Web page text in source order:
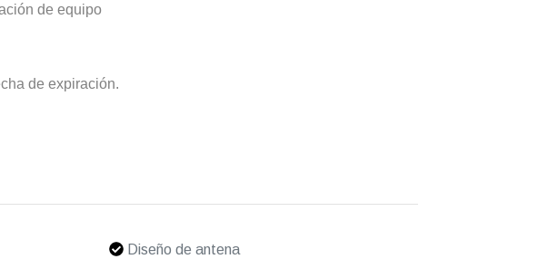
de equipo
de expiración.
Diseño de antena